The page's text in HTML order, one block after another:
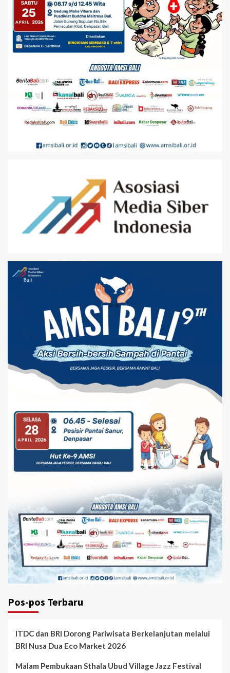
Pos-pos Terbaru
ITDC dan BRI Dorong Pariwisata Berkelanjutan melalui
BRI Nusa Dua Eco Market 2026
Malam Pembukaan Sthala Ubud Village Jazz Festival